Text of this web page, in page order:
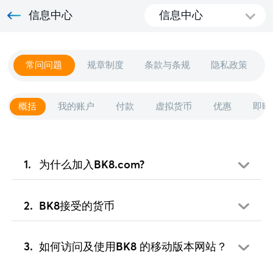
信息中心 信息中心
常问问题 规章制度 条款与条规 隐私政策
概括 我的账户 付款 虚拟货币 优惠 即
为什么加入BK8.com?
BK8接受的货币
如何访问及使用BK8 的移动版本网站？